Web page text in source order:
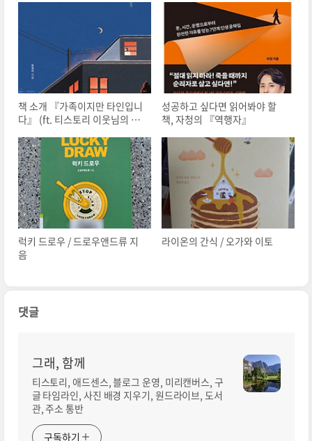
책 소개 『가족이지만 타인입니
다』 (ft. 티스토리 이웃님의 책
성공하고 싶다면 읽어봐야 할
책, 자청의 『역행자』
럭키 드로우 / 드로우앤드류 지
음
라이온의 간식 / 오가와 이토
댓글
그래, 함께
티스토리, 애드센스, 블로그 운영, 미리캔버스, 구
글 타임라인, 사진 배경 지우기, 원드라이브, 도서
관, 주소 통반
구독하기